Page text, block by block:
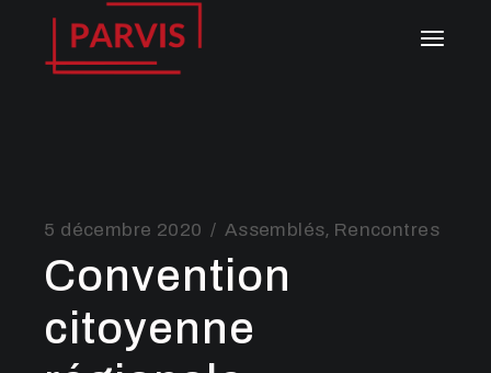
contenu
5 décembre 2020 Assemblés Rencontres
Convention
citoyenne